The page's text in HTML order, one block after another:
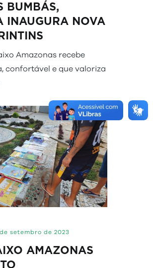
BUMBÁS,
INAUGURA NOVA
Amazonas recebe
confortável e que valoriza
de setembro de 2023
AMAZONAS